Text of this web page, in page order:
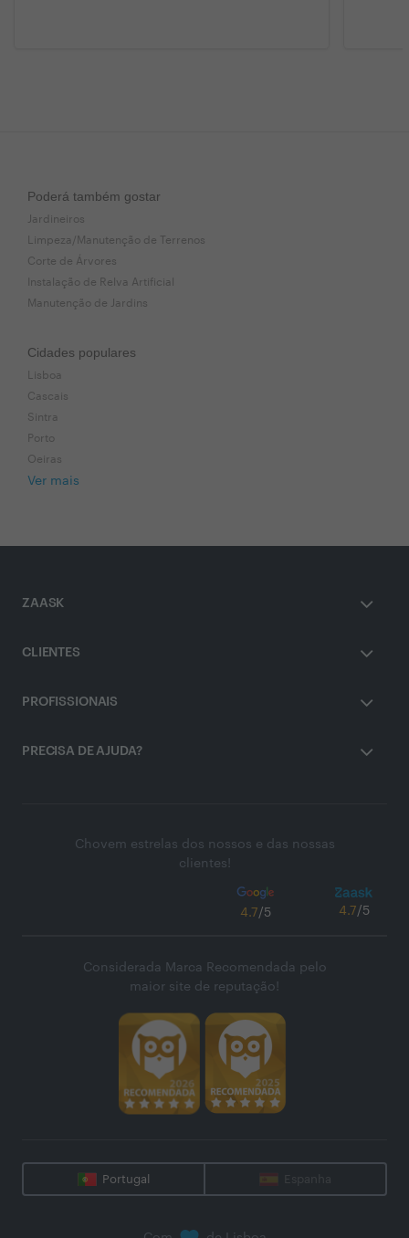
Poderá também gostar
Jardineiros
Limpeza/Manutenção de Terrenos
Corte de Árvores
Instalação de Relva Artificial
Manutenção de Jardins
Cidades populares
Lisboa
Cascais
Sintra
Porto
Oeiras
Ver mais
ZAASK
CLIENTES
PROFISSIONAIS
PRECISA DE AJUDA?
Chovem estrelas dos nossos e das nossas
clientes!
4.7/5 4.7/5
Considerada Marca Recomendada pelo
maior site de reputação!
Portugal Espanha